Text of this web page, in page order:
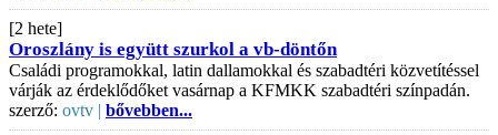
[2 hete]
Oroszlány is együtt szurkol a vb-döntőn
Családi programokkal, latin dallamokkal és szabadtéri közvetítéssel
várják az érdeklődőket vasárnap a KFMKK szabadtéri színpadán.
szerző: ovtv | bővebben...